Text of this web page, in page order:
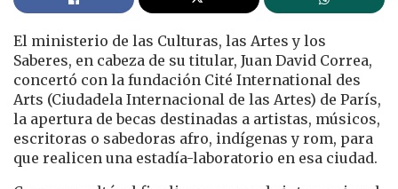
El ministerio de las Culturas, las Artes y los
Saberes, en cabeza de su titular, Juan David Correa,
concertó con la fundación Cité International des
Arts (Ciudadela Internacional de las Artes) de París,
la apertura de becas destinadas a artistas, músicos,
escritoras o sabedoras afro, indígenas y rom, para
que realicen una estadía-laboratorio en esa ciudad.